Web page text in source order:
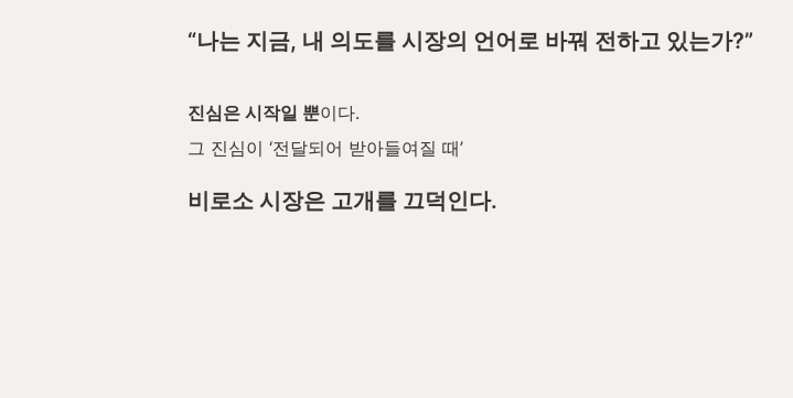
“나는 지금, 내 의도를 시장의 언어로 바꿔 전하고 있는가?”
진심은 시작일 뿐이다.
그 진심이 ‘전달되어 받아들여질 때’
비로소 시장은 고개를 끄덕인다.